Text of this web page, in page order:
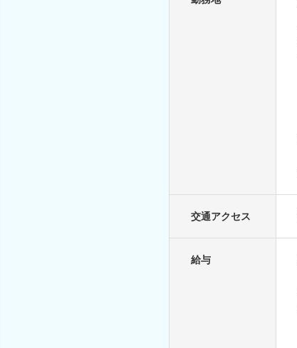
交通アクセス
給与